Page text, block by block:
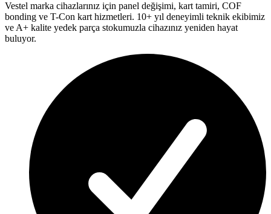
Vestel marka cihazlarınız için panel değişimi, kart tamiri, COF
bonding ve T-Con kart hizmetleri. 10+ yıl deneyimli teknik ekibimiz
ve A+ kalite yedek parça stokumuzla cihazınız yeniden hayat
buluyor.